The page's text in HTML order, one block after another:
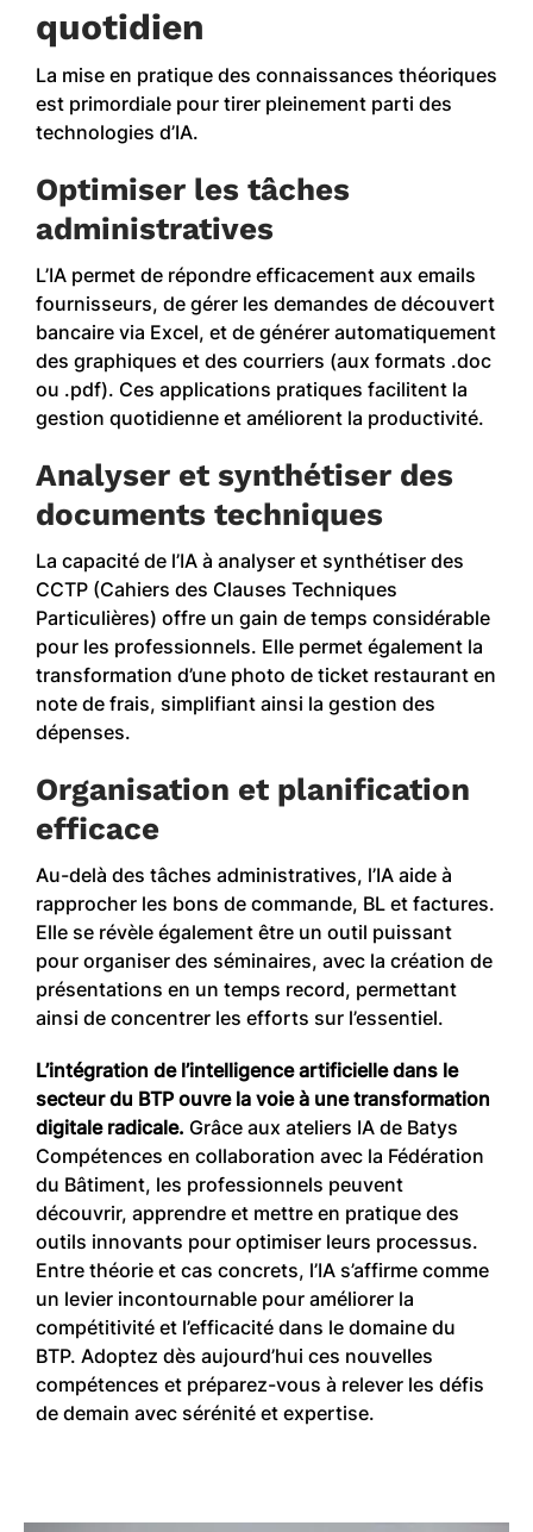
quotidien
La mise en pratique des connaissances théoriques
est primordiale pour tirer pleinement parti des
technologies d’IA.
Optimiser les tâches
administratives
L’IA permet de répondre efficacement aux emails
fournisseurs, de gérer les demandes de découvert
bancaire via Excel, et de générer automatiquement
des graphiques et des courriers (aux formats .doc
ou .pdf). Ces applications pratiques facilitent la
gestion quotidienne et améliorent la productivité.
Analyser et synthétiser des
documents techniques
La capacité de l’IA à analyser et synthétiser des
CCTP (Cahiers des Clauses Techniques
Particulières) offre un gain de temps considérable
pour les professionnels. Elle permet également la
transformation d’une photo de ticket restaurant en
note de frais, simplifiant ainsi la gestion des
dépenses.
Organisation et planification
efficace
Au-delà des tâches administratives, l’IA aide à
rapprocher les bons de commande, BL et factures.
Elle se révèle également être un outil puissant
pour organiser des séminaires, avec la création de
présentations en un temps record, permettant
ainsi de concentrer les efforts sur l’essentiel.
L’intégration de l’intelligence artificielle dans le
secteur du BTP ouvre la voie à une transformation
digitale radicale. Grâce aux ateliers IA de Batys
Compétences en collaboration avec la Fédération
du Bâtiment, les professionnels peuvent
découvrir, apprendre et mettre en pratique des
outils innovants pour optimiser leurs processus.
Entre théorie et cas concrets, l’IA s’affirme comme
un levier incontournable pour améliorer la
compétitivité et l’efficacité dans le domaine du
BTP. Adoptez dès aujourd’hui ces nouvelles
compétences et préparez-vous à relever les défis
de demain avec sérénité et expertise.